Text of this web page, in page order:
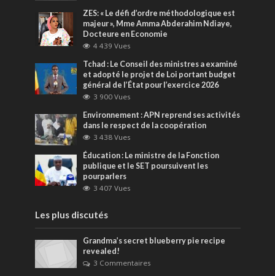
ZES: « Le défi d’ordre méthodologique est
majeur », Mme Amma Abderahim Ndiaye,
Docteure en Economie
4 439 Vues
Tchad : Le Conseil des ministres a examiné
et adopté le projet de Loi portant budget
général de l’État pour l’exercice 2026
3 900 Vues
Environnement : APN reprend ses activités
dans le respect de la coopération
3 438 Vues
Éducation : Le ministre de la Fonction
publique et le SET poursuivent les
pourparlers
3 407 Vues
Les plus discutés
Grandma’s secret blueberry pie recipe
revealed!
3 Commentaires